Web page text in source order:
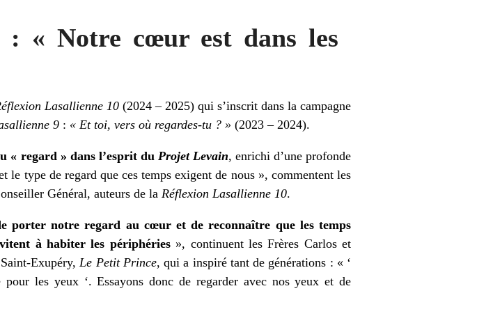
: « Notre cœur est dans les
Lasallienne 10(2024 – 2025) qui s’inscrit dans la campagne
9 : « Et toi, vers où regardes-tu ? » (2023 – 2024).
« regard » dans l’esprit du Projet Levain, enrichi d’une profonde
type de regard que ces temps exigent de nous », commentent les
Général, auteurs de la Réflexion Lasallienne 10.
porter notre regard au cœur et de reconnaître que les temps
à habiter les périphéries », continuent les Frères Carlos et
Exupéry, Le Petit Prince, qui a inspiré tant de générations : « ‘
les yeux ‘. Essayons donc de regarder avec nos yeux et de